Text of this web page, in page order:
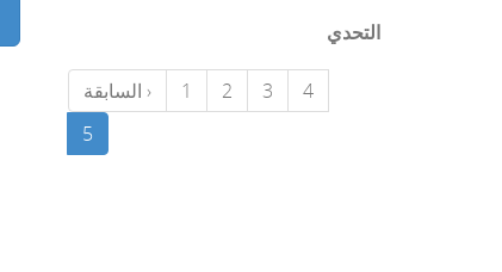
التحدي
‹ السابقة 1 2 3
4
5